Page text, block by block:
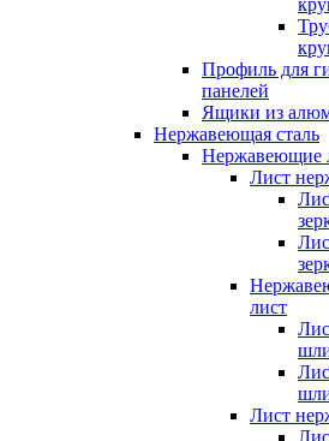
Профиль для
панелей
Ящики из
Нержавеющая сталь
Нержавеющие
Лист
лист
Лист